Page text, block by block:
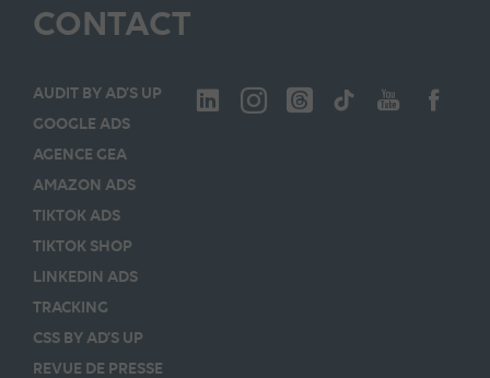
CONTACT
AUDIT BY AD’S UP
GOOGLE ADS
AGENCE GEA
AMAZON ADS
TIKTOK ADS
TIKTOK SHOP
LINKEDIN ADS
TRACKING
CSS BY AD’S UP
REVUE DE PRESSE